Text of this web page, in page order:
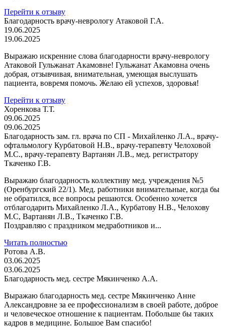
Перейти к отзыву
Благодарность врачу-неврологу Атаковой Г.А.
19.06.2025
19.06.2025
Выражаю искренние слова благодарности врачу-неврологу
Атаковой Гульжанат Акамовне! Гульжанат Акамовна очень
добрая, отзывчивая, внимательная, умеющая выслушать
пациента, вовремя помочь. Желаю ей успехов, здоровья!
Перейти к отзыву
Хоренкова Т.Т.
09.06.2025
09.06.2025
Благодарность зам. гл. врача по СП - Михайленко Л.А., врачу-
офтальмологу Курбатовой Н.В., врачу-терапевту Челоховой
М.С., врачу-терапевту Вартанян Л.В., мед. регистратору
Ткаченко Г.В.
Выражаю благодарность коллективу мед. учреждения №5
(Оренбургский 22/1). Мед. работники внимательные, когда бы
не обратился, все вопросы решаются. Особенно хочется
отблагодарить Михайленко Л.А., Курбатову Н.В., Челохову
М.С, Вартанян Л.В., Ткаченко Г.В.
Поздравляю с праздником медработников и...
Читать полностью
Ротова А.В.
03.06.2025
03.06.2025
Благодарность мед. сестре Мякинченко А.А.
Выражаю благодарность мед. сестре Мякинченко Анне
Александровне за ее профессионализм в своей работе, доброе
и человеческое отношение к пациентам. Побольше бы таких
кадров в медицине. Большое Вам спасибо!